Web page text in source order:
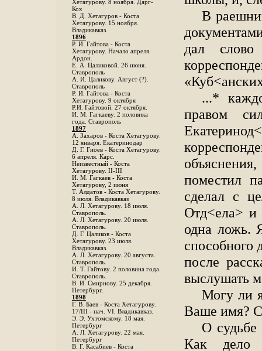
Хетагурову. 8 ноября. Дарг-
Кох
В. Д. Хетагуров - Коста
Хетагурову. 15 ноября.
Владикавказ.
1896
Р. И. Гайтова - Коста
Хетагурову. Начало апреля.
Ардон.
Е. А. Цаликовой. 26 июня.
Ставрополь
А. И. Цаликову. Август (?).
Ставрополь
Р. И. Гайтова - Коста
Хетагурову. 9 октября
Р.И. Гайтовой. 27 октября.
И. М. Гагкаеву. 2 половика
года. Ставрополь
1897
А. Захаров - Коста Хетагурову.
12 января. Екатеринодар
Д. Г. Гиоев - Коста Хетагурову.
6 апреля. Карс.
Неизвестный - Коста
Хетагурову. II-III
И. М. Гагкаев - Коста
Хетагурову, 2 июня
Т. Алдатов - Коста Хетагурову.
8 июля. Владикавказ
А. Л. Хетагурову. 18 июля.
Ставрополь.
А. Л. Хетагурову. 20 июля.
Ставрополь.
Д. Г. Цаликов - Коста
Хетагурову. 23 июля.
Владикавказ.
А. Л. Хетагурову. 20 августа.
Ставрополь.
И. Т. Гайтову. 2 половина года.
Ставрополь.
В. И. Смирнову. 25 декабря.
Петербург.
1898
Г. В. Баев - Коста Хетагурову.
17/III - нач. VI. Владикавказ.
Э. Э. Ухтомскому. 18 мая.
Петербург
A. Л. Хетагурову. 22 мая.
Петербург
B. Г. Касабиев - Коста
В
дал
...*
правом
поместил
сделал с
Отд<ела> и
одна ложь.
способного
после
выслушать
Могу ли
Ваше имя?
О судьбе
Как дело